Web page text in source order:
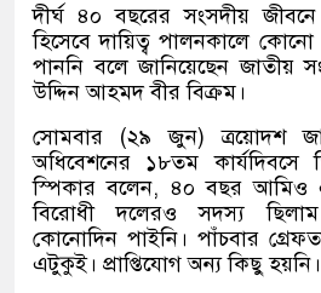
দীর্ঘ ৪০ বছরের সংসদীয়
হিসেবে দায়িত্ব পালনকালে
পাননি বলে জানিয়েছেন জাতীয়
উদ্দিন আহমদ বীর বিক্রম।
সোমবার (২৯ জুন)ত্রয়োদশ
অধিবেশনের ১৮তম
স্পিকার বলেন, ৪০ বছর আমিও
বিরোধী দলেরও সদস্য
কোনোদিন পাইনি। পাঁচবার
এটুকুই। প্রাপ্তিযোগ অন্য কিছু হয়নি।